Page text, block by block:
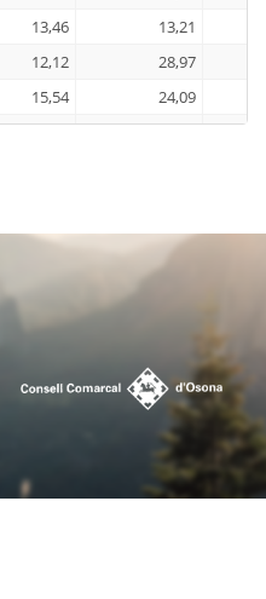
13,46
13,21
12,12
28,97
15,54
24,09
7,84
15,45
6,82
17,82
22,63
20
14,65
16,06
20,83